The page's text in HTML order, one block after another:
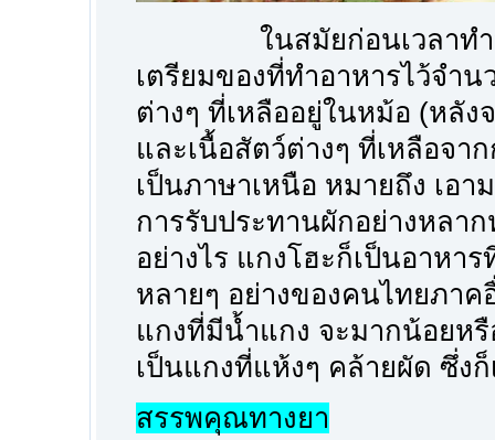
ในสมัยก่อนเวลาทำบุญ
เตรียมของที่ทำอาหารไว้จำ
ต่างๆ ที่เหลืออยู่ในหม้อ (หลั
และเนื้อสัตว์ต่างๆ ที่เหลือจา
เป็นภาษาเหนือ หมายถึง เอ
การรับประทานผักอย่างหลา
อย่างไร แกงโฮะก็เป็นอาหา
หลายๆ อย่างของคนไทยภา
แกงที่มีน้ำแกง จะมากน้อยห
เป็นแกงที่แห้งๆ คล้ายผัด ซึ่ง
สรรพคุณทางยา